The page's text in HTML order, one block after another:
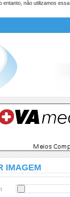
entanto, não utilizamos
IMAGEM